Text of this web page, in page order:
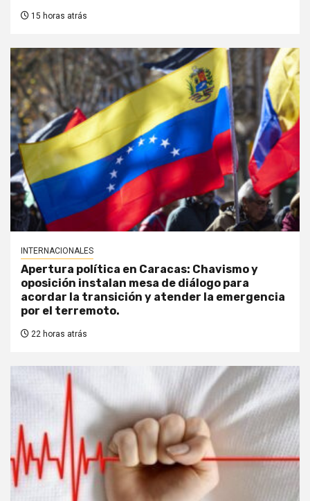
15 horas atrás
INTERNACIONALES
Apertura política en Caracas: Chavismo y
oposición instalan mesa de diálogo para
acordar la transición y atender la emergencia
por el terremoto.
22 horas atrás